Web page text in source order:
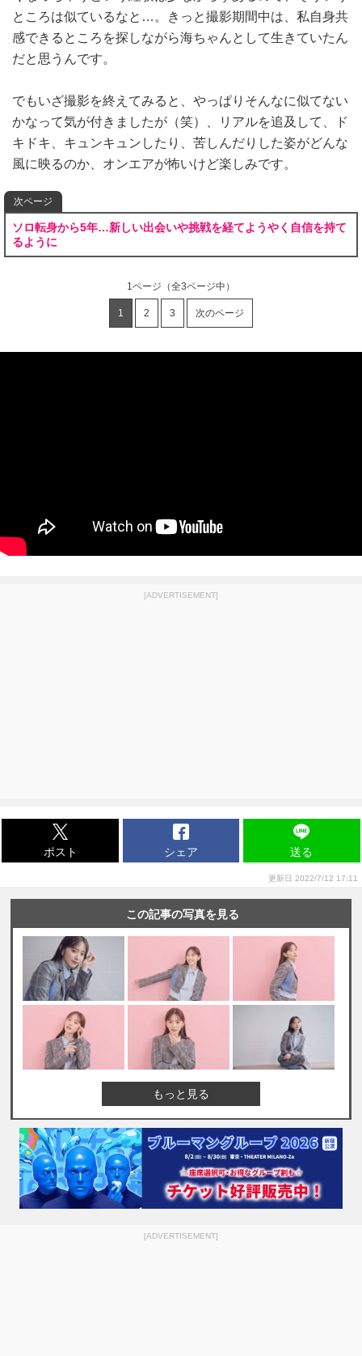
ところは似ているなと…。きっと撮影期間中は、私自身共
感できるところを探しながら海ちゃんとして生きていたん
だと思うんです。
でもいざ撮影を終えてみると、やっぱりそんなに似てない
かなって気が付きましたが（笑）、リアルを追及して、ド
キドキ、キュンキュンしたり、苦しんだりした姿がどんな
風に映るのか、オンエアが怖いけど楽しみです。
次ページ
ソロ転身から5年…新しい出会いや挑戦を経てようやく自信を持て
るように
1ページ （全3ページ中）
1 2 3 次のページ
[ADVERTISEMENT]
ポスト シェア 送る
更新日 2022/7/12 17:11
この記事の写真を見る
もっと見る
[ADVERTISEMENT]